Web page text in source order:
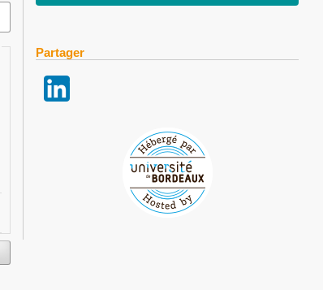
Partager